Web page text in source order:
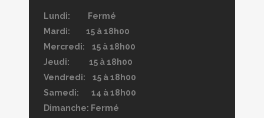
Lundi: Fermé
Mardi: 15 à 18h00
Mercredi: 15 à 18h00
Jeudi: 15 à 18h00
Vendredi: 15 à 18h00
Samedi: 14 à 18h00
Dimanche: Fermé